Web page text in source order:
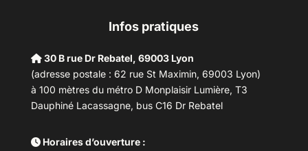
Infos pratiques
30 B rue Dr Rebatel, 69003 Lyon
(adresse postale : 62 rue St Maximin, 69003 Lyon)
à 100 mètres du métro D Monplaisir Lumière, T3
Dauphiné Lacassagne, bus C16 Dr Rebatel
Horaires d’ouverture :